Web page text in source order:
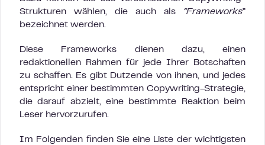
Strukturen wählen, die auch als “Frameworks”
bezeichnet werden.
Diese Frameworks dienen dazu, einen
redaktionellen Rahmen für jede Ihrer Botschaften
zu schaffen. Es gibt Dutzende von ihnen, und jedes
entspricht einer bestimmten Copywriting-Strategie,
die darauf abzielt, eine bestimmte Reaktion beim
Leser hervorzurufen.
Im Folgenden finden Sie eine Liste der wichtigsten